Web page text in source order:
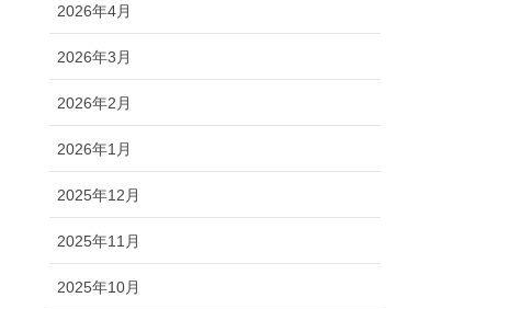
2026年4月
2026年3月
2026年2月
2026年1月
2025年12月
2025年11月
2025年10月